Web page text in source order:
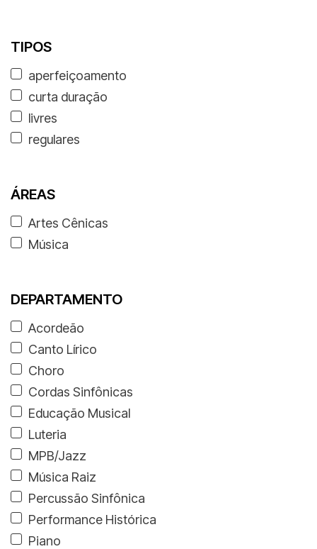
TIPOS
aperfeiçoamento
curta duração
livres
regulares
ÁREAS
Artes Cênicas
Música
DEPARTAMENTO
Acordeão
Canto Lírico
Choro
Cordas Sinfônicas
Educação Musical
Luteria
MPB/Jazz
Música Raiz
Percussão Sinfônica
Performance Histórica
Piano